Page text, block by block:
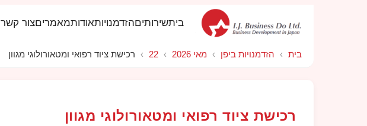
ביתשירותיםהזדמנויותאודותמאמריםצור קשר
בית › הזדמנויות ביפן › מאי 2026 ›
22
› רכישת ציוד רפואי ומטאורולוגי מגוון
רכישת ציוד רפואי ומטאורולוגי מגוון